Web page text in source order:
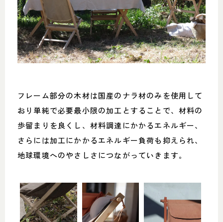
フレーム部分の木材は国産のナラ材のみを使用して
おり単純で必要最小限の加工とすることで、材料の
歩留まりを良くし、材料調達にかかるエネルギー、
さらには加工にかかるエネルギー負荷も抑えられ、
地球環境へのやさしさにつながっていきます。